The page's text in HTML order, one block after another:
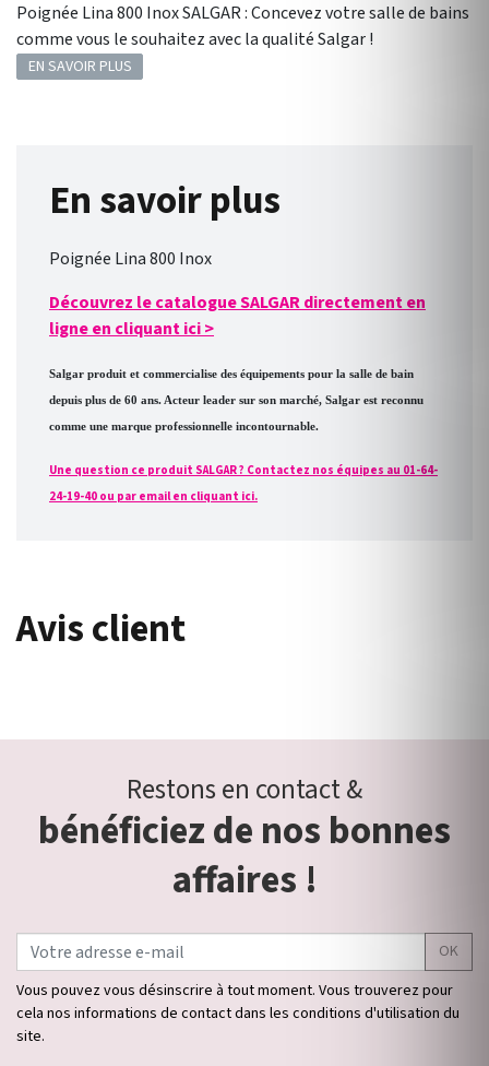
Poignée Lina 800 Inox SALGAR : Concevez votre salle de bains
comme vous le souhaitez avec la qualité Salgar !
EN SAVOIR PLUS
En savoir plus
Poignée Lina 800 Inox
Découvrez le catalogue SALGAR directement en
ligne en cliquant ici>
Salgar produit et commercialise des équipements pour la salle de bain
depuis plus de 60 ans. Acteur leader sur son marché, Salgar est reconnu
comme une marque professionnelle incontournable.
Une question ce produit SALGAR ? Contactez nos équipes au 01-64-
24-19-40 ou par email en cliquant ici.
Avis client
Restons en contact &
bénéficiez de nos bonnes
affaires !
OK
Vous pouvez vous désinscrire à tout moment. Vous trouverez pour
cela nos informations de contact dans les conditions d'utilisation du
site.